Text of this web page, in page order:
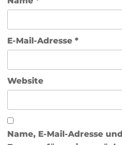
E-Mail-Adresse *
Website
Name, E-Mail-Adresse